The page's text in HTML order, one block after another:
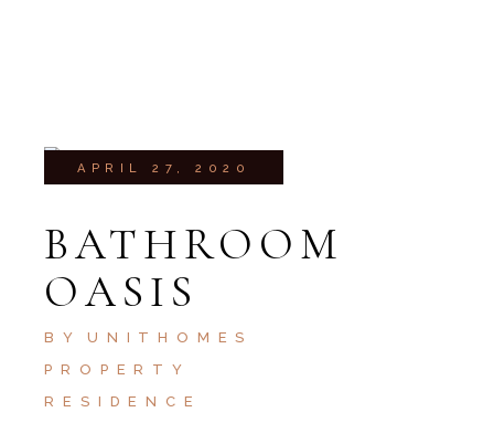
APRIL 27, 2020
BATHROOM
OASIS
BY
UNITHOMES
PROPERTY
RESIDENCE